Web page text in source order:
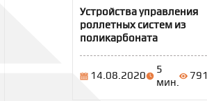
Устройства управления
роллетных систем из
поликарбоната
14.08.2020
5
мин.
791